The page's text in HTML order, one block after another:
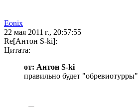
Eonix
22 мая 2011 г., 20:57:55
Re[Антон S-ki]:
Цитата:
от: Антон S-ki
правильно будет "обревиотурры"